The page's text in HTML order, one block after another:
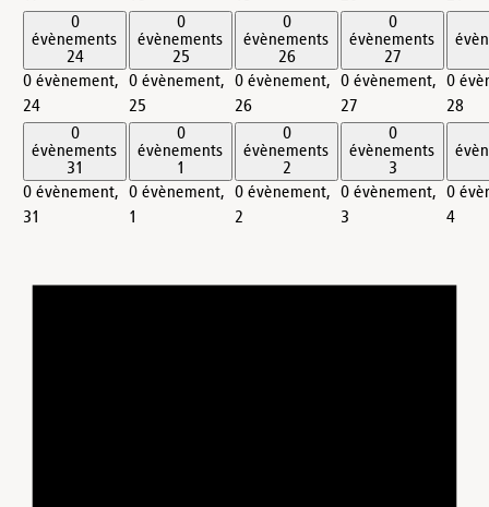
0
évènements
24
0 évènement,
24
0
évènements
25
0 évènement,
25
0
évènements
26
0 évènement,
26
0
évènements
27
0 évènement,
27
0
28
0
évènements
31
0 évènement,
31
0
évènements
1
0 évènement,
1
0
évènements
2
0 évènement,
2
0
évènements
3
0 évènement,
3
0
4